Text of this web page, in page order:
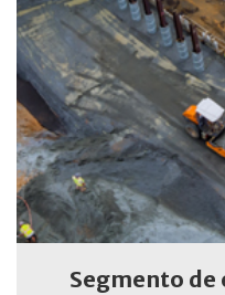
Segmento de